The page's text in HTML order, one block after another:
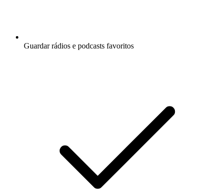
Guardar rádios e podcasts favoritos